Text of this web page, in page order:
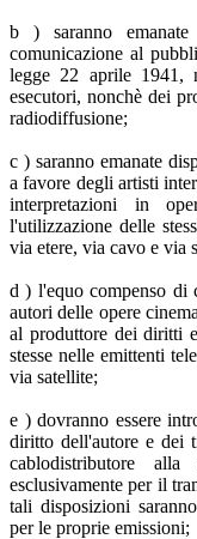
b ) saranno
comunicazione al
legge 22 aprile 1941,
esecutori, nonchè dei
radiodiffusione;
c ) saranno emanate
a favore degli artisti
interpretazioni in
l'utilizzazione delle
via etere, via cavo e via
d ) l'equo compenso di
autori delle opere
al produttore dei diritti
stesse nelle emittenti
via satellite;
e ) dovranno essere
diritto dell'autore e dei
cablodistributore
esclusivamente per il
tali disposizioni
per le proprie emissioni;